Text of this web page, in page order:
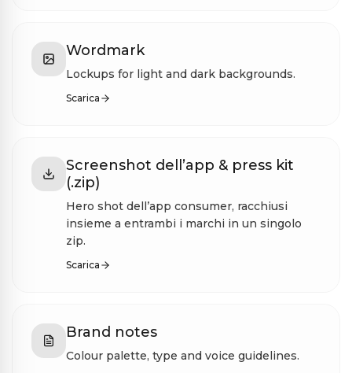
Wordmark
Lockups for light and dark backgrounds.
Scarica
Screenshot dell’app & press kit
(.zip)
Hero shot dell’app consumer, racchiusi
insieme a entrambi i marchi in un singolo
zip.
Scarica
Brand notes
Colour palette, type and voice guidelines.